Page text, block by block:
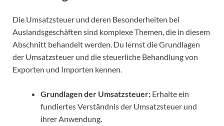
Die Umsatzsteuer und deren Besonderheiten bei
Auslandsgeschäften sind komplexe Themen, die in diesem
Abschnitt behandelt werden. Du lernst die Grundlagen
der Umsatzsteuer und die steuerliche Behandlung von
Exporten und Importen kennen.
Grundlagen der Umsatzsteuer: Erhalte ein
fundiertes Verständnis der Umsatzsteuer und
ihrer Anwendung.